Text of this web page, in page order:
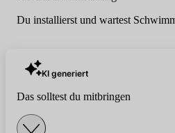
Du installierst und wartest
KI generiert
Das solltest du mitbringen